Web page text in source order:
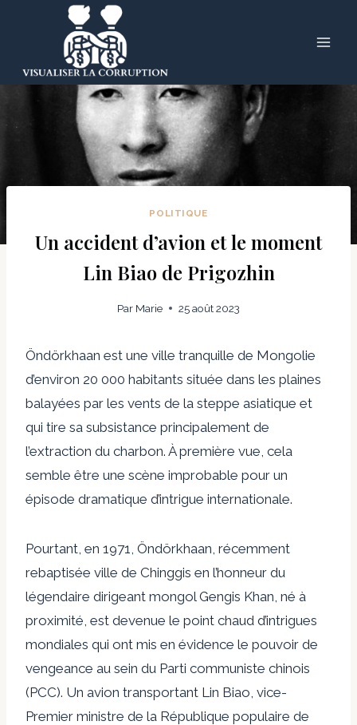
POLITIQUE
Un accident d’avion et le moment
Lin Biao de Prigozhin
Par Marie 25 août 2023
Öndörkhaan est une ville tranquille de Mongolie
d’environ 20 000 habitants située dans les plaines
balayées par les vents de la steppe asiatique et
qui tire sa subsistance principalement de
l’extraction du charbon. À première vue, cela
semble être une scène improbable pour un
épisode dramatique d’intrigue internationale.
Pourtant, en 1971, Öndörkhaan, récemment
rebaptisée ville de Chinggis en l’honneur du
légendaire dirigeant mongol Gengis Khan, né à
proximité, est devenue le point chaud d’intrigues
mondiales qui ont mis en évidence le pouvoir de
vengeance au sein du Parti communiste chinois
(PCC). Un avion transportant Lin Biao, vice-
Premier ministre de la République populaire de